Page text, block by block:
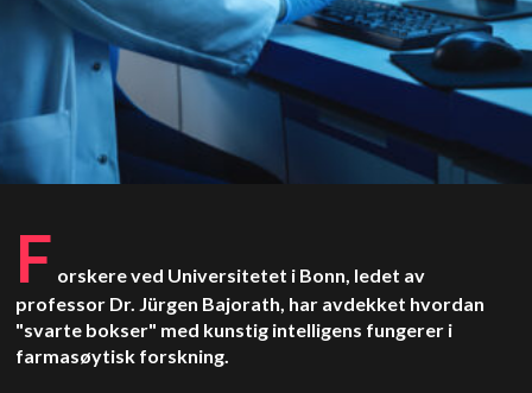
F orskere ved Universitetet i Bonn, ledet av
professor Dr. Jürgen Bajorath, har avdekket hvordan
"svarte bokser" med kunstig intelligens fungerer i
farmasøytisk forskning.